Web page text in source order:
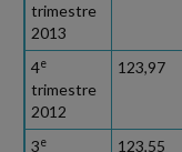
trimestre
2013
4e
trimestre
2012
123,97
3e 123,55